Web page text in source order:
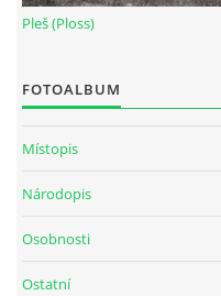
Pleš (Ploss)
FOTOALBUM
Místopis
Národopis
Osobnosti
Ostatní